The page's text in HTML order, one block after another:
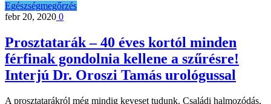
Egészségmegőrzés
febr 20, 2020 0
Prosztatarák – 40 éves kortól minden
férfinak gondolnia kellene a szűrésre!
Interjú Dr. Oroszi Tamás urológussal
A prosztatarákról még mindig keveset tudunk. Családi halmozódás,